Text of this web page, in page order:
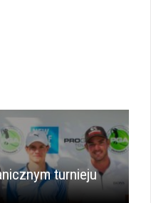
turnieju